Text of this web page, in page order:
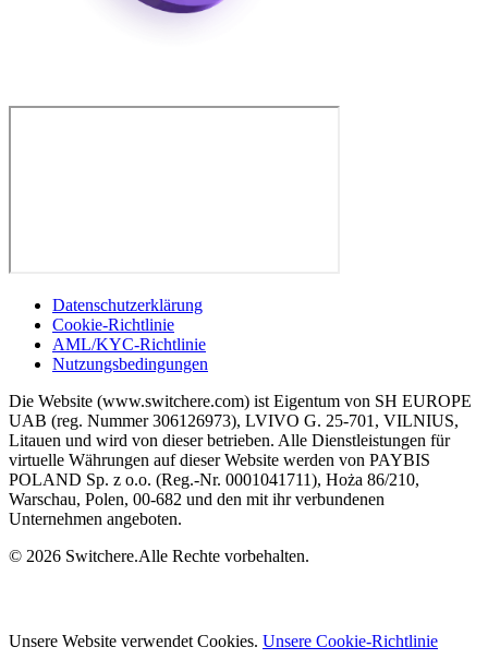
Datenschutzerklärung
Cookie-Richtlinie
AML/KYC-Richtlinie
Nutzungsbedingungen
Die Website (www.switchere.com) ist Eigentum von SH EUROPE
UAB (reg. Nummer 306126973), LVIVO G. 25-701, VILNIUS,
Litauen und wird von dieser betrieben. Alle Dienstleistungen für
virtuelle Währungen auf dieser Website werden von PAYBIS
POLAND Sp. z o.o. (Reg.-Nr. 0001041711), Hoża 86/210,
Warschau, Polen, 00-682 und den mit ihr verbundenen
Unternehmen angeboten.
© 2026 Switchere.Alle Rechte vorbehalten.
Unsere Website verwendet Cookies. Unsere Cookie-Richtlinie